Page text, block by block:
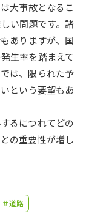
ールを立てよう
国一斉進学調査
検索
大事故となるこ
い問題です。諸
ありますが、国
生率を踏まえて
は、限られた予
という要望もあ
るにつれてどの
の重要性が増し
＃道路